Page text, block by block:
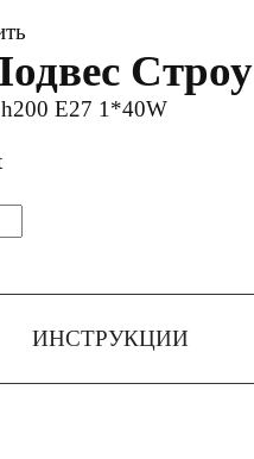
Е27 1*40W
ИНСТРУКЦИИ